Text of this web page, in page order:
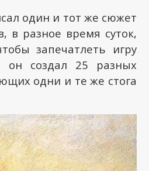
один и тот же сюжет
в разное время суток,
запечатлеть игру
он создал 25 разных
одни и те же стога